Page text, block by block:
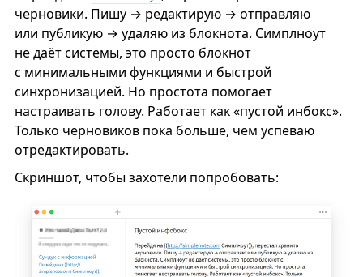
черновики. Пишу → редактирую → отправляю
или публикую → удаляю из блокнота. Симплноут
не даёт системы, это просто блокнот
с минимальными функциями и быстрой
синхронизацией. Но простота помогает
настраивать голову. Работает как «пустой инбокс».
Только черновиков пока больше, чем успеваю
отредактировать.
Скриншот, чтобы захотели попробовать: